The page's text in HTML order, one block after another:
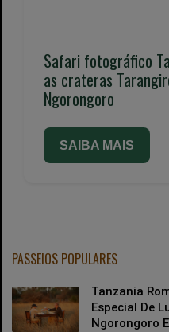
Safari fotográfico
as crateras
Ngorongoro
SAIBA MAIS
PASSEIOS POPULARES
Tanzania
Especial De
Ngorongoro